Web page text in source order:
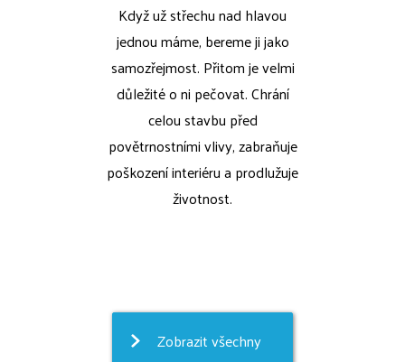
Když už střechu nad hlavou
jednou máme, bereme ji jako
samozřejmost. Přitom je velmi
důležité o ni pečovat. Chrání
celou stavbu před
povětrnostními vlivy, zabraňuje
poškození interiéru a prodlužuje
životnost.
Zobrazit všechny